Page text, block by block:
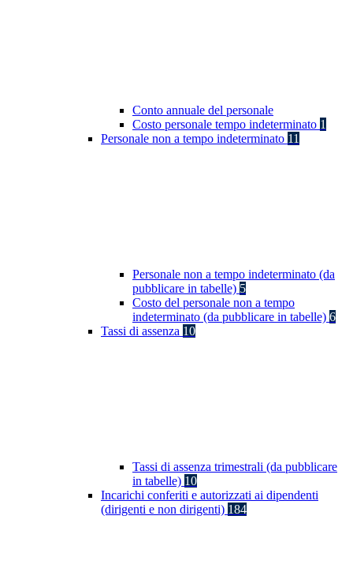
Conto annuale del personale
Costo personale tempo indeterminato 1
Personale non a tempo indeterminato 11
Personale non a tempo indeterminato (da
pubblicare in tabelle) 5
Costo del personale non a tempo
indeterminato (da pubblicare in tabelle) 6
Tassi di assenza 10
Tassi di assenza trimestrali (da pubblicare
in tabelle) 10
Incarichi conferiti e autorizzati ai dipendenti
(dirigenti e non dirigenti) 184